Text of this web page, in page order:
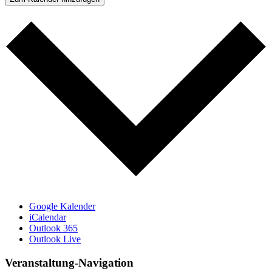
Google Kalender
iCalendar
Outlook 365
Outlook Live
Veranstaltung-Navigation